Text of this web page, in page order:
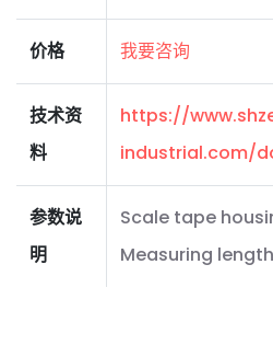
价格 我要咨询
技术资
料
https://
industrial.com/
参数说
明
Scale tape
Measuring